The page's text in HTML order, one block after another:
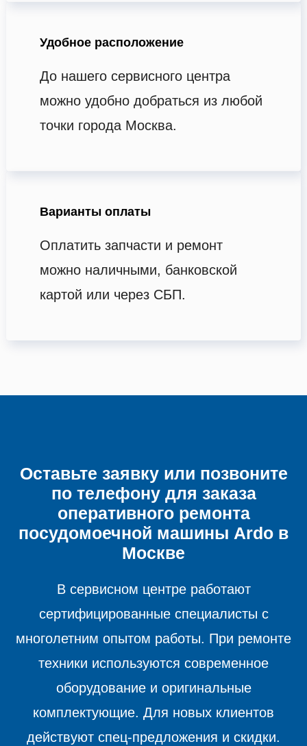
Удобное расположение
До нашего сервисного центра
можно удобно добраться из любой
точки города Москва.
Варианты оплаты
Оплатить запчасти и ремонт
можно наличными, банковской
картой или через СБП.
Оставьте заявку или позвоните
по телефону для заказа
оперативного ремонта
посудомоечной машины Ardo в
Москве
В сервисном центре работают
сертифицированные специалисты с
многолетним опытом работы. При ремонте
техники используются современное
оборудование и оригинальные
комплектующие. Для новых клиентов
действуют спец-предложения и скидки.